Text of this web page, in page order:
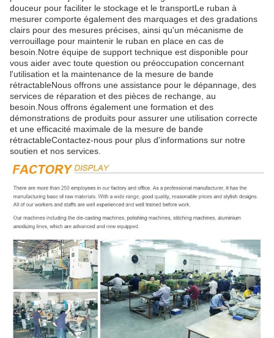
douceur pour faciliter le stockage et le transportLe ruban à
mesurer comporte également des marquages et des gradations
clairs pour des mesures précises, ainsi qu'un mécanisme de
verrouillage pour maintenir le ruban en place en cas de
besoin.Notre équipe de support technique est disponible pour
vous aider avec toute question ou préoccupation concernant
l'utilisation et la maintenance de la mesure de bande
rétractableNous offrons une assistance pour le dépannage, des
services de réparation et des pièces de rechange, au
besoin.Nous offrons également une formation et des
démonstrations de produits pour assurer une utilisation correcte
et une efficacité maximale de la mesure de bande
rétractableContactez-nous pour plus d'informations sur notre
soutien et nos services.